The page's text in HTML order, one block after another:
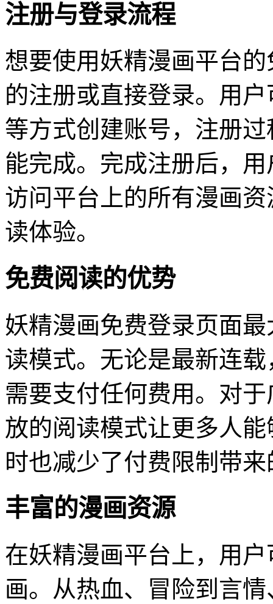
注册与登录流程
想要使用妖精漫画平台
的注册或直接登录。用
等方式创建账号，注册
能完成。完成注册后，
访问平台上的所有漫画
读体验。
免费阅读的优势
妖精漫画免费登录页面
读模式。无论是最新连
需要支付任何费用。对
放的阅读模式让更多人
时也减少了付费限制带
丰富的漫画资源
在妖精漫画平台上，用
画。从热血、冒险到言